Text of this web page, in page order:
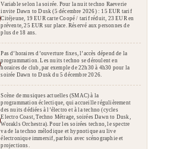
Variable selon la soirée. Pour la nuit techno Raeverie
invite Dawn to Dusk (5 décembre 2026) : 15 EUR tarif
Citéjeune, 19 EUR carte Coopé / tarif réduit, 23 EUR en
prévente, 25 EUR sur place. Réservé aux personnes de
plus de 18 ans.
Pas d’horaires d’ouverture fixes, l’accès dépend de la
programmation. Les nuits techno se déroulent en
horaires de club, par exemple de 22h30 à 4h30 pour la
soirée Dawn to Dusk du 5 décembre 2026.
Scène de musiques actuelles (SMAC) à la
programmation éclectique, qui accueille régulièrement
des nuits dédiées à l’électro et à la techno (cycles
Electro Coast, Techno Métrage, soirées Dawn to Dusk,
Worakls Orchestra). Pour les soirées techno, le spectre
va de la techno mélodique et hypnotique au live
électronique immersif, parfois avec scénographie et
projections.